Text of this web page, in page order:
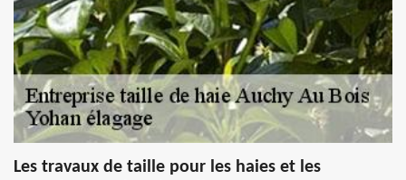
Les travaux de taille pour les haies et les